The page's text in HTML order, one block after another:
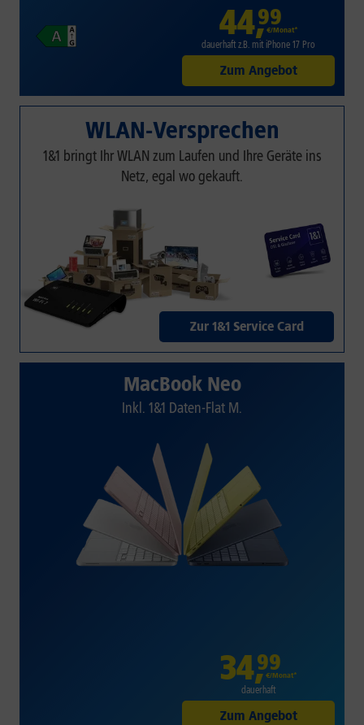
44,99
€/Monat*
dauerhaft z.B. mit iPhone 17 Pro
Zum Angebot
WLAN-Versprechen
1&1 bringt Ihr WLAN zum Laufen und Ihre Geräte ins
Netz, egal wo gekauft.
Zur 1&1 Service Card
MacBook Neo
Inkl. 1&1 Daten-Flat M.
34,99
€/Monat*
dauerhaft
Zum Angebot